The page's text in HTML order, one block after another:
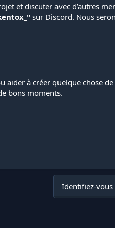
et discuter avec d’autres
sur Discord. Nous
à créer quelque chose
bons moments.
Identifiez-